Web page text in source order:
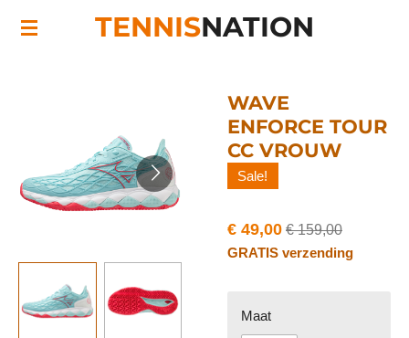
Ga
direct
TENNISNATION
WAVE
ENFORCE TOUR
CC VROUW
Sale!
€ 49,00 € 159,00
GRATIS verzending
Maat